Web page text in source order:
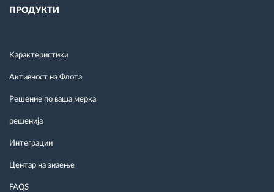
ПРОДУКТИ
Kарактеристики
Активност на Флота
Решение по ваша мерка
решенија
Интеграции
Центар на знаење
FAQS